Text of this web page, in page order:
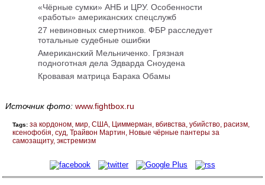
«Чёрные сумки» АНБ и ЦРУ. Особенности
«работы» американских спецслужб
27 невиновных смертников. ФБР расследует
тотальные судебные ошибки
Американский Мельниченко. Грязная
подноготная дела Эдварда Сноудена
Кровавая матрица Барака Обамы
Источник фото:www.fightbox.ru
Tags:за кордоном мир США Циммерман вбивства убийство расизм
ксенофобія суд Трайвон Мартин
Новые чёрные пантеры за
самозащиту экстремизм